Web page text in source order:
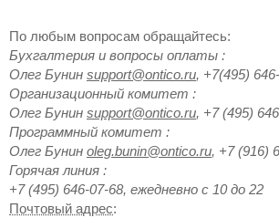
По любым вопросам обращайтесь:
Бухгалтерия и вопросы оплаты :
Олег Бунин support@ontico.ru, +7(495)
Организационный комитет :
Олег Бунин support@ontico.ru, +7 (495)
Программный комитет :
Олег Бунин oleg.bunin@ontico.ru, +7 (916)
Горячая линия :
+7 (495) 646-07-68, ежедневно с 10 до 22
Почтовый адрес: